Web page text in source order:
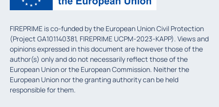
FIREPRIME is co-funded by the European Union Civil Protection
(Project GA101140381, FIREPRIME UCPM-2023-KAPP). Views and
opinions expressed in this document are however those of the
author(s) only and do not necessarily reflect those of the
European Union or the European Commission. Neither the
European Union nor the granting authority can be held
responsible for them.